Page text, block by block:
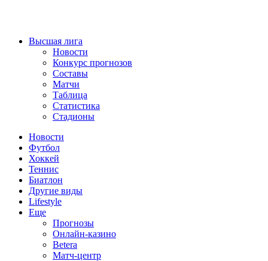
Высшая лига
Новости
Конкурс прогнозов
Составы
Матчи
Таблица
Статистика
Стадионы
Новости
Футбол
Хоккей
Теннис
Биатлон
Другие виды
Lifestyle
Еще
Прогнозы
Онлайн-казино
Betera
Матч-центр